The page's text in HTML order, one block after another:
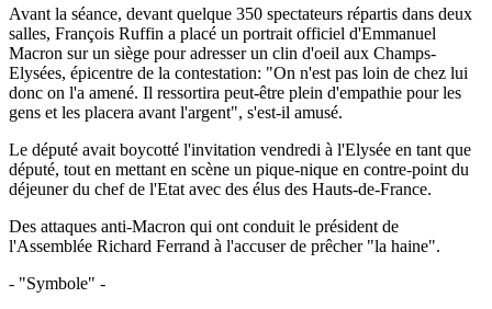
Avant la séance, devant quelque 350 spectateurs répartis dans deux
salles, François Ruffin a placé un portrait officiel d'Emmanuel
Macron sur un siège pour adresser un clin d'oeil aux Champs-
Elysées, épicentre de la contestation: "On n'est pas loin de chez lui
donc on l'a amené. Il ressortira peut-être plein d'empathie pour les
gens et les placera avant l'argent", s'est-il amusé.
Le député avait boycotté l'invitation vendredi à l'Elysée en tant que
député, tout en mettant en scène un pique-nique en contre-point du
déjeuner du chef de l'Etat avec des élus des Hauts-de-France.
Des attaques anti-Macron qui ont conduit le président de
l'Assemblée Richard Ferrand à l'accuser de prêcher "la haine".
- "Symbole" -